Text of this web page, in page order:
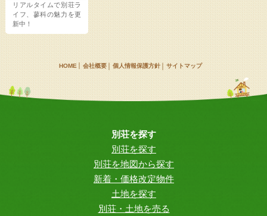
リアルタイムで別荘ラ
イフ、蓼科の魅力を更
新中！
HOME 会社概要 個人情報保護方針 サイトマップ
別荘を探す
別荘を探す
別荘を地図から探す
新着・価格改定物件
土地を探す
別荘・土地を売る